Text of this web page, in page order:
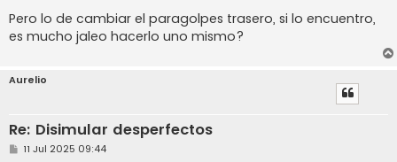
j
e
Pero lo de cambiar el paragolpes trasero, si lo encuentro,
es mucho jaleo hacerlo uno mismo?
Aurelio
Re: Disimular desperfectos
M
11 Jul 2025 09:44